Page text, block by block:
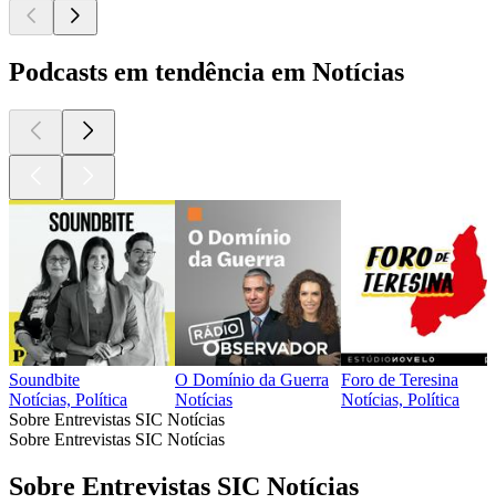
Podcasts em tendência em Notícias
Soundbite
Notícias, Política
O Domínio da Guerra
Notícias
Foro de Teresina
Notícias, Política
Sobre Entrevistas SIC Notícias
Sobre Entrevistas SIC Notícias
Sobre Entrevistas SIC Notícias